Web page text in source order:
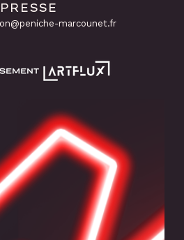
PRESSE
marcounet.fr